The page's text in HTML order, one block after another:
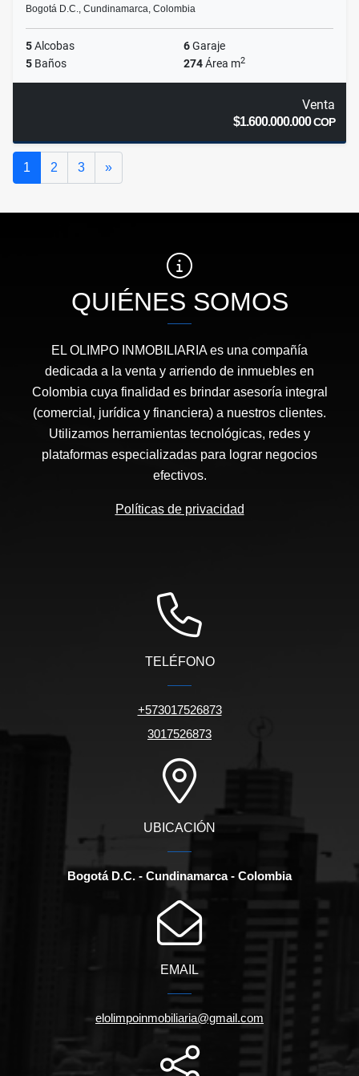
Bogotá D.C., Cundinamarca, Colombia
5Alcobas 6Garaje
5 Baños 274Área m2
Venta
$1.600.000.000COP
1 2 3 »Siguiente
QUIÉNES SOMOS
EL OLIMPO INMOBILIARIA es una compañía
dedicada a la venta y arriendo de inmuebles en
Colombia cuya finalidad es brindar asesoría integral
(comercial, jurídica y financiera) a nuestros clientes.
Utilizamos herramientas tecnológicas, redes y
plataformas especializadas para lograr negocios
efectivos.
Políticas de privacidad
TELÉFONO
+573017526873
3017526873
UBICACIÓN
Bogotá D.C. - Cundinamarca - Colombia
EMAIL
elolimpoinmobiliaria@gmail.com